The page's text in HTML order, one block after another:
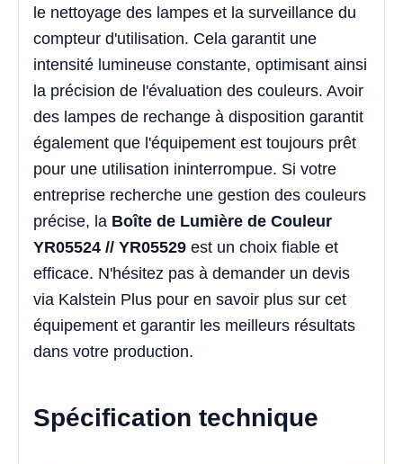
le nettoyage des lampes et la surveillance du
compteur d'utilisation. Cela garantit une
intensité lumineuse constante, optimisant ainsi
la précision de l'évaluation des couleurs. Avoir
des lampes de rechange à disposition garantit
également que l'équipement est toujours prêt
pour une utilisation ininterrompue. Si votre
entreprise recherche une gestion des couleurs
précise, la Boîte de Lumière de Couleur
YR05524 // YR05529 est un choix fiable et
efficace. N'hésitez pas à demander un devis
via Kalstein Plus pour en savoir plus sur cet
équipement et garantir les meilleurs résultats
dans votre production.
Spécification technique